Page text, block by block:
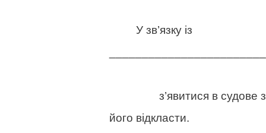
У зв’язку із
з’явитися в
його відкласти.